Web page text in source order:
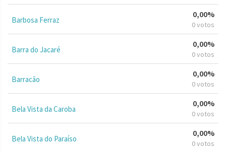
Barbosa Ferraz
0,00%
0 votos
Barra do Jacaré
0,00%
0 votos
Barracão
0,00%
0 votos
Bela Vista da Caroba
0,00%
0 votos
Bela Vista do Paraíso
0,00%
0 votos